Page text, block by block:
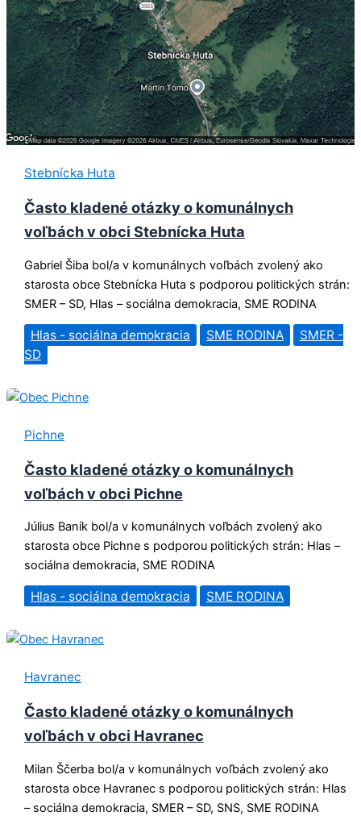
Stebnícka Huta
Často kladené otázky o komunálnych
voľbách v obci Stebnícka Huta
Gabriel Šiba bol/a v komunálnych voľbách zvolený ako
starosta obce Stebnícka Huta s podporou politických strán:
SMER – SD, Hlas – sociálna demokracia, SME RODINA
Hlas - sociálna demokracia SME RODINA
SMER -
SD
Pichne
Často kladené otázky o komunálnych
voľbách v obci Pichne
Július Baník bol/a v komunálnych voľbách zvolený ako
starosta obce Pichne s podporou politických strán: Hlas –
sociálna demokracia, SME RODINA
Hlas - sociálna demokracia SME RODINA
Havranec
Často kladené otázky o komunálnych
voľbách v obci Havranec
Milan Ščerba bol/a v komunálnych voľbách zvolený ako
starosta obce Havranec s podporou politických strán: Hlas
– sociálna demokracia, SMER – SD, SNS, SME RODINA